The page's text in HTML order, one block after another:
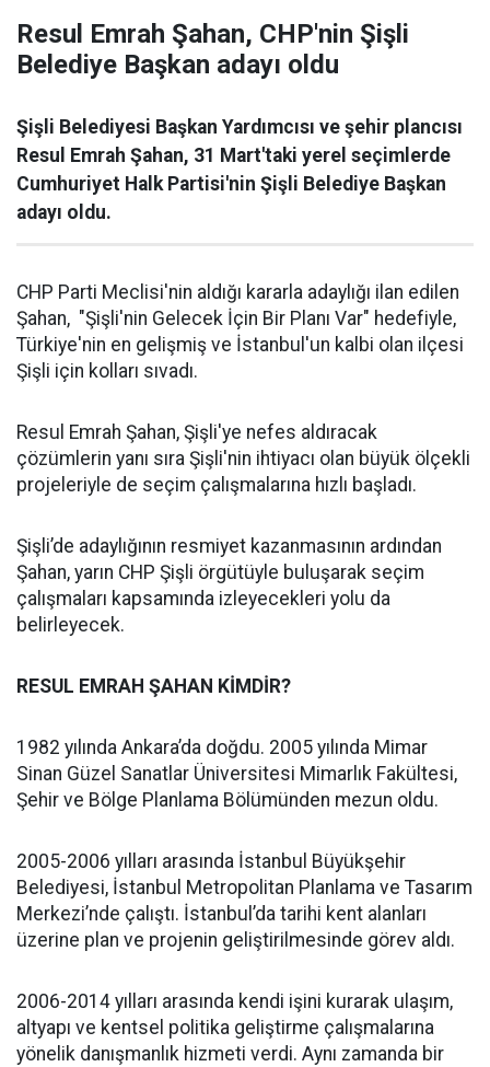
Resul Emrah Şahan, CHP'nin Şişli
Belediye Başkan adayı oldu
Şişli Belediyesi Başkan Yardımcısı ve şehir plancısı
Resul Emrah Şahan, 31 Mart'taki yerel seçimlerde
Cumhuriyet Halk Partisi'nin Şişli Belediye Başkan
adayı oldu.
CHP Parti Meclisi'nin aldığı kararla adaylığı ilan edilen
Şahan, "Şişli'nin Gelecek İçin Bir Planı Var" hedefiyle,
Türkiye'nin en gelişmiş ve İstanbul'un kalbi olan ilçesi
Şişli için kolları sıvadı.
Resul Emrah Şahan, Şişli'ye nefes aldıracak
çözümlerin yanı sıra Şişli'nin ihtiyacı olan büyük ölçekli
projeleriyle de seçim çalışmalarına hızlı başladı.
Şişli’de adaylığının resmiyet kazanmasının ardından
Şahan, yarın CHP Şişli örgütüyle buluşarak seçim
çalışmaları kapsamında izleyecekleri yolu da
belirleyecek.
RESUL EMRAH ŞAHAN KİMDİR?
1982 yılında Ankara’da doğdu. 2005 yılında Mimar
Sinan Güzel Sanatlar Üniversitesi Mimarlık Fakültesi,
Şehir ve Bölge Planlama Bölümünden mezun oldu.
2005-2006 yılları arasında İstanbul Büyükşehir
Belediyesi, İstanbul Metropolitan Planlama ve Tasarım
Merkezi’nde çalıştı. İstanbul’da tarihi kent alanları
üzerine plan ve projenin geliştirilmesinde görev aldı.
2006-2014 yılları arasında kendi işini kurarak ulaşım,
altyapı ve kentsel politika geliştirme çalışmalarına
yönelik danışmanlık hizmeti verdi. Aynı zamanda bir